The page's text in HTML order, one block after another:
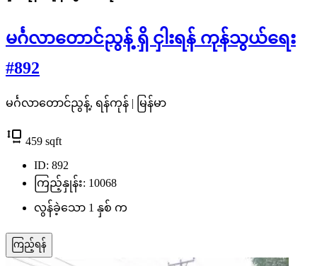
မင်္ဂလာတောင်ညွန့် ရှိ ငှါးရန် ကုန်သွယ်ရေး
#892
မင်္ဂလာတောင်ညွန့်, ရန်ကုန် | မြန်မာ
459 sqft
ID: 892
ကြည့်နှုန်း: 10068
လွန်ခဲ့သော 1 နှစ် က
ကြည့်ရန်